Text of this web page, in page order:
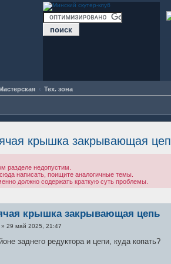
Тех. зона
крышка закрывающая
разделе недопустим.
написать, поищите аналогичные темы.
должно содержать краткую суть проблемы.
крышка закрывающая цепь
29 май 2025, 21:47
заднего редуктора и цепи, куда копать?